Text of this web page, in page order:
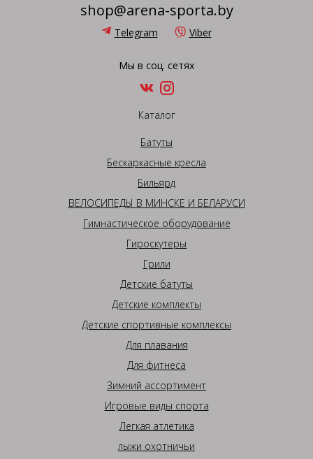
shop@arena-sporta.by
Telegram Viber
Мы в соц. сетях
Каталог
Батуты
Бескаркасные кресла
Бильярд
ВЕЛОСИПЕДЫ В МИНСКЕ И БЕЛАРУСИ
Гимнастическое оборудование
Гироскутеры
Грили
Детские батуты
Детские комплекты
Детские спортивные комплексы
Для плавания
Для фитнеса
Зимний ассортимент
Игровые виды спорта
Легкая атлетика
лыжи охотничьи